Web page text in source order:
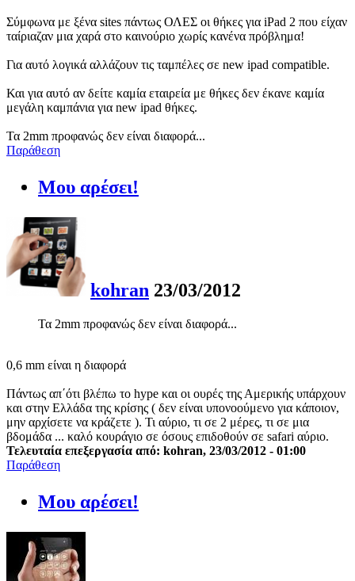
Σύμφωνα με ξένα sites πάντως ΟΛΕΣ οι θήκες για iPad 2 που είχαν
ταίριαζαν μια χαρά στο καινούριο χωρίς κανένα πρόβλημα!
Για αυτό λογικά αλλάζουν τις ταμπέλες σε new ipad compatible.
Και για αυτό αν δείτε καμία εταιρεία με θήκες δεν έκανε καμία
μεγάλη καμπάνια για new ipad θήκες.
Τα 2mm προφανώς δεν είναι διαφορά...
Παράθεση
Μου αρέσει!
kohran 23/03/2012
Τα 2mm προφανώς δεν είναι διαφορά...
0,6 mm είναι η διαφορά
Πάντως απ΄ότι βλέπω το hype και οι ουρές της Αμερικής υπάρχουν
και στην Ελλάδα της κρίσης ( δεν είναι υπονοούμενο για κάποιον,
μην αρχίσετε να κράζετε ). Τι αύριο, τι σε 2 μέρες, τι σε μια
βδομάδα ... καλό κουράγιο σε όσους επιδοθούν σε safari αύριο.
Τελευταία επεξεργασία από: kohran, 23/03/2012 - 01:00
Παράθεση
Μου αρέσει!